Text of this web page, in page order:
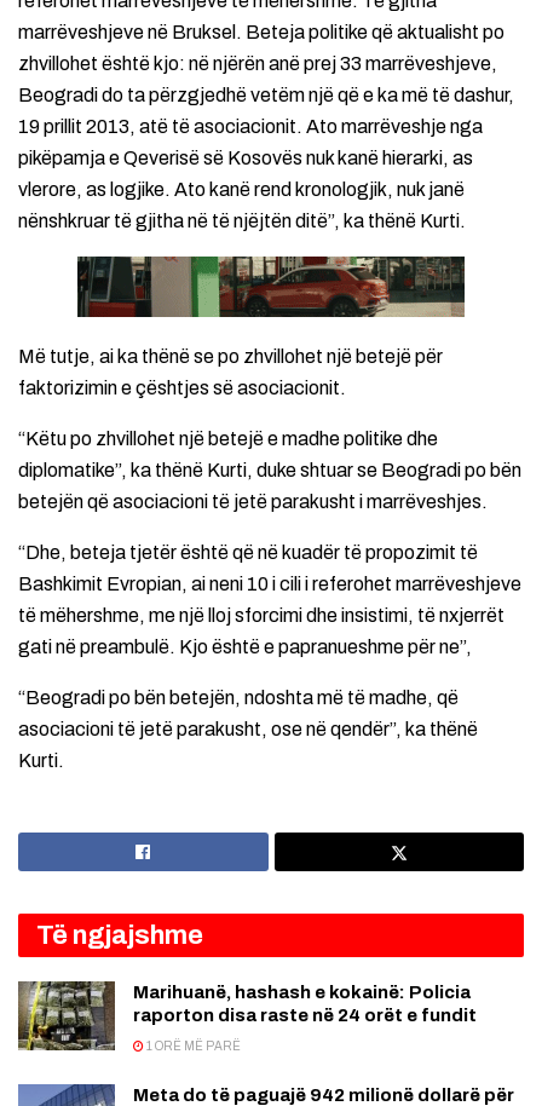
marrëveshjeve në Bruksel. Beteja politike që aktualisht po
zhvillohet është kjo: në njërën anë prej 33 marrëveshjeve,
Beogradi do ta përzgjedhë vetëm një që e ka më të dashur,
19 prillit 2013, atë të asociacionit. Ato marrëveshje nga
pikëpamja e Qeverisë së Kosovës nuk kanë hierarki, as
vlerore, as logjike. Ato kanë rend kronologjik, nuk janë
nënshkruar të gjitha në të njëjtën ditë”, ka thënë Kurti.
Më tutje, ai ka thënë se po zhvillohet një betejë për
faktorizimin e çështjes së asociacionit.
“Këtu po zhvillohet një betejë e madhe politike dhe
diplomatike”, ka thënë Kurti, duke shtuar se Beogradi po bën
betejën që asociacioni të jetë parakusht i marrëveshjes.
“Dhe, beteja tjetër është që në kuadër të propozimit të
Bashkimit Evropian, ai neni 10 i cili i referohet marrëveshjeve
të mëhershme, me një lloj sforcimi dhe insistimi, të nxjerrët
gati në preambulë. Kjo është e papranueshme për ne”,
“Beogradi po bën betejën, ndoshta më të madhe, që
asociacioni të jetë parakusht, ose në qendër”, ka thënë
Kurti.
Të ngjajshme
Marihuanë, hashash e kokainë: Policia
raporton disa raste në 24 orët e fundit
1 ORË MË PARË
Meta do të paguajë 942 milionë dollarë për